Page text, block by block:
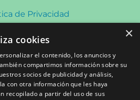
de Privacidad
de Cookies
de Redes Sociales
CONTACTO
×
cookies
el contenido, los anuncios y
compartimos información sobre su
socios de publicidad y análisis,
con otra información que les haya
recopilado a partir del uso de sus